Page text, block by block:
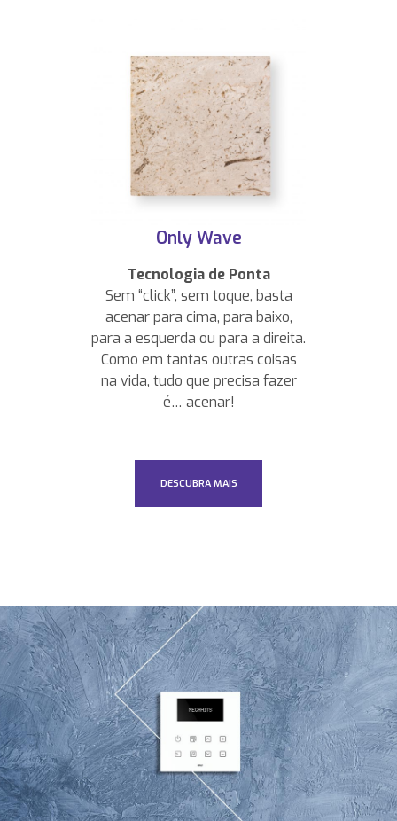
Only Wave
Tecnologia de Ponta
Sem “click”, sem toque, basta
acenar para cima, para baixo,
para a esquerda ou para a direita.
Como em tantas outras coisas
na vida, tudo que precisa fazer
é… acenar!
DESCUBRA MAIS